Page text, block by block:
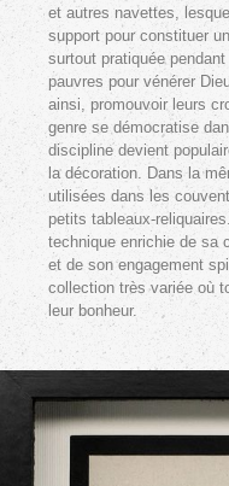
et autres navettes,
support pour constituer
surtout pratiquée
pauvres pour vénérer
ainsi, promouvoir leurs
genre se démocratise
discipline devient
la décoration. Dans la
utilisées dans les
petits tableaux-
technique enrichie de sa
et de son engagement
collection très variée où
leur bonheur.